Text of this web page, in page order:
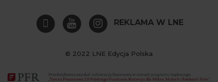
REKLAMA W LNE
© 2022 LNE Edycja Polska